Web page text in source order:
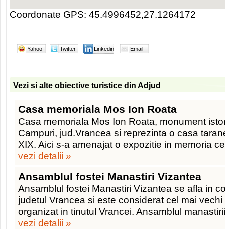
Coordonate GPS: 45.4996452,27.1264172
Yahoo Twitter Linkedin Email
Vezi si alte obiective turistice din Adjud
Casa memoriala Mos Ion Roata
Casa memoriala Mos Ion Roata, monument
Campuri, jud.Vrancea si reprezinta o casa
XIX. Aici s-a amenajat o expozitie in memoria
vezi detalii »
Ansamblul fostei Manastiri Vizantea
Ansamblul fostei Manastiri Vizantea se afla in
judetul Vrancea si este considerat cel mai
organizat in tinutul Vrancei. Ansamblul
vezi detalii »